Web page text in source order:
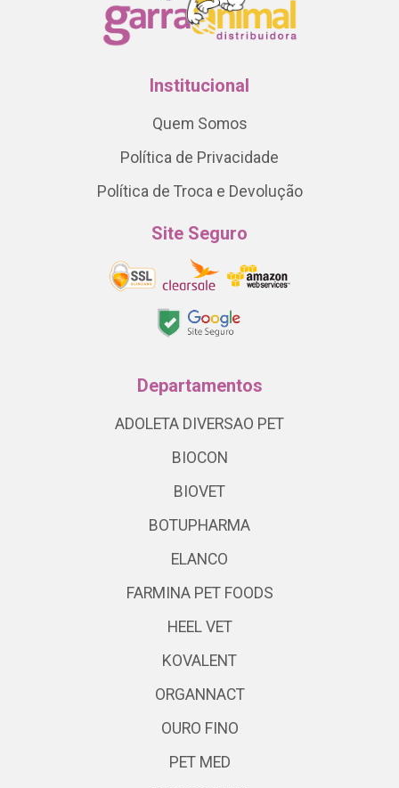
Institucional
Quem Somos
Política de Privacidade
Política de Troca e Devolução
Site Seguro
Departamentos
ADOLETA DIVERSAO PET
BIOCON
BIOVET
BOTUPHARMA
ELANCO
FARMINA PET FOODS
HEEL VET
KOVALENT
ORGANNACT
OURO FINO
PET MED